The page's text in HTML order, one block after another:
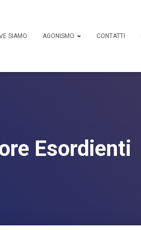
SIAMO AGONISMO CONTATTI
Esordienti